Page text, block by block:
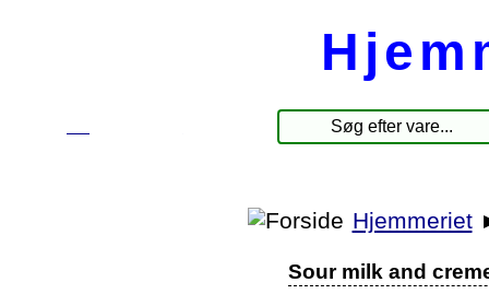
Hjemmeriet
Sour milk and